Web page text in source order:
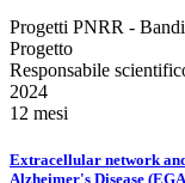
Progetti PNRR - Bandi
Progetto
Responsabile
2024
12 mesi
Extracellular network
Alzheimer's Disease